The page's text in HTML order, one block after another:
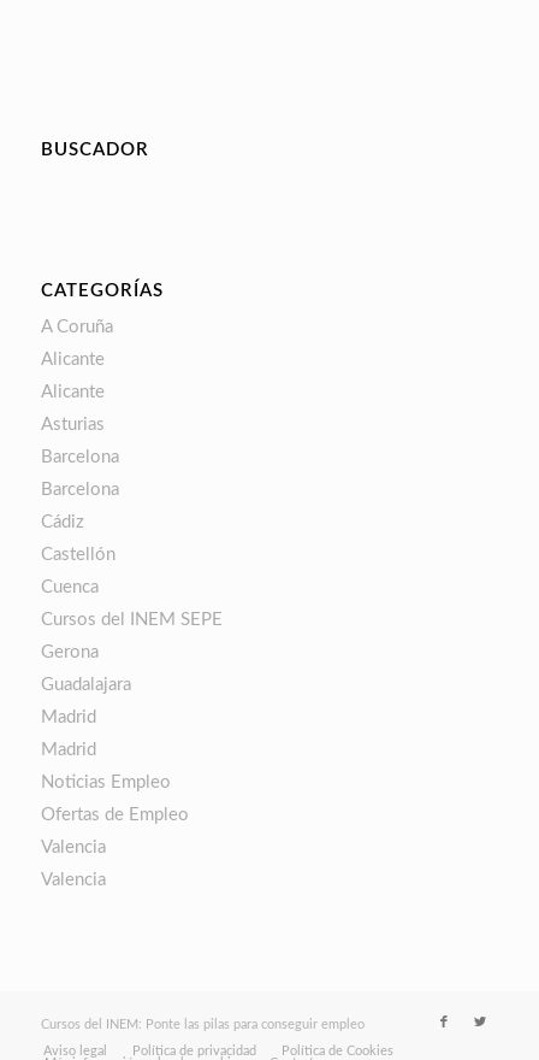
BUSCADOR
CATEGORÍAS
A Coruña
Alicante
Alicante
Asturias
Barcelona
Barcelona
Cádiz
Castellón
Cuenca
Cursos del INEM SEPE
Gerona
Guadalajara
Madrid
Madrid
Noticias Empleo
Ofertas de Empleo
Valencia
Valencia
Cursos del INEM: Ponte las pilas para conseguir empleo
Aviso legal
Política de privacidad
Política de Cookies